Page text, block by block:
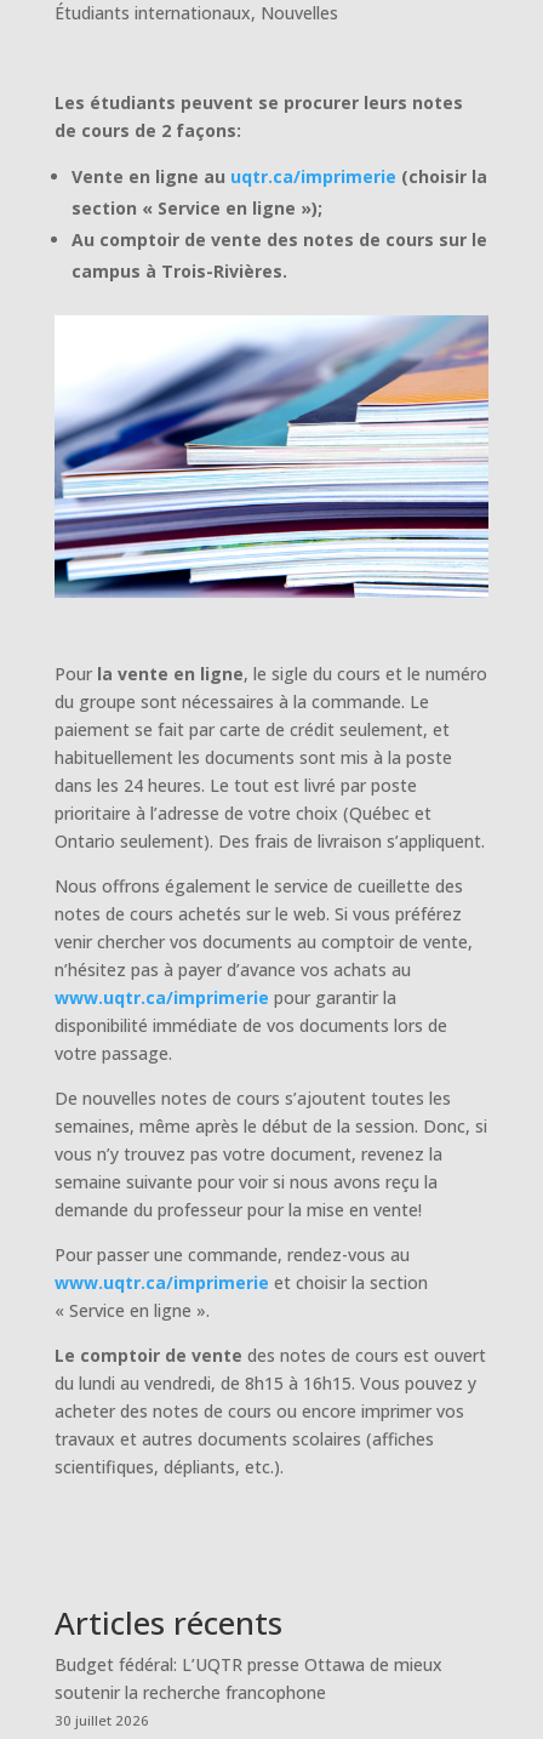
Étudiants internationaux, Nouvelles
Les étudiants peuvent se procurer leurs notes
de cours de 2 façons:
Vente en ligne au uqtr.ca/imprimerie (choisir la
section « Service en ligne »);
Au comptoir de vente des notes de cours sur le
campus à Trois-Rivières.
Pourla vente en ligne, le sigle du cours et le numéro
du groupe sont nécessaires à la commande. Le
paiement se fait par carte de crédit seulement, et
habituellement les documents sont mis à la poste
dans les 24 heures. Le tout est livré par poste
prioritaire à l’adresse de votre choix (Québec et
Ontario seulement). Des frais de livraison s’appliquent.
Nous offrons également le service de cueillette des
notes de cours achetés sur le web. Si vous préférez
venir chercher vos documents au comptoir de vente,
n’hésitez pas à payer d’avance vos achats au
www.uqtr.ca/imprimerie pour garantir la
disponibilité immédiate de vos documents lors de
votre passage.
De nouvelles notes de cours s’ajoutent toutes les
semaines, même après le début de la session. Donc, si
vous n’y trouvez pas votre document, revenez la
semaine suivante pour voir si nous avons reçu la
demande du professeur pour la mise en vente!
Pour passer une commande, rendez-vous au
www.uqtr.ca/imprimerie et choisir la section
« Service en ligne ».
Le comptoir de vente des notes de cours est ouvert
du lundi au vendredi, de 8h15 à 16h15. Vous pouvez y
acheter des notes de cours ou encore imprimer vos
travaux et autres documents scolaires (affiches
scientifiques, dépliants, etc.).
Articles récents
Budget fédéral: L’UQTR presse Ottawa de mieux
soutenir la recherche francophone
30 juillet 2026